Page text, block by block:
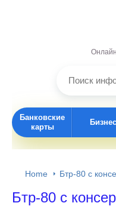
Банковские
карты
Бизнес
Home Бтр-80 с
Бтр-80 с